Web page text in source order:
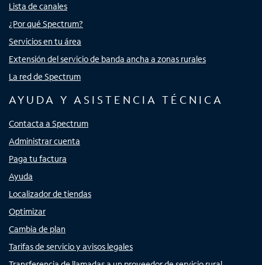
Lista de canales
¿Por qué Spectrum?
Servicios en tu área
Extensión del servicio de banda ancha a zonas rurales
La red de Spectrum
AYUDA Y ASISTENCIA TÉCNICA
Contacta a Spectrum
Administrar cuenta
Paga tu factura
Ayuda
Localizador de tiendas
Optimizar
Cambia de plan
Tarifas de servicio y avisos legales